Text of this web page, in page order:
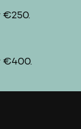
€250.
€400.